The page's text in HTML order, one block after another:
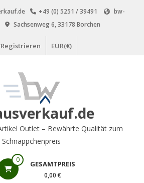
+49 (0) 5251 / 39491
bw-
Sachsenweg 6, 33178 Borchen
EUR(€)
Outlet – Bewährte Qualität zum
Schnäppchenpreis
0 GESAMTPREIS
0,00 €